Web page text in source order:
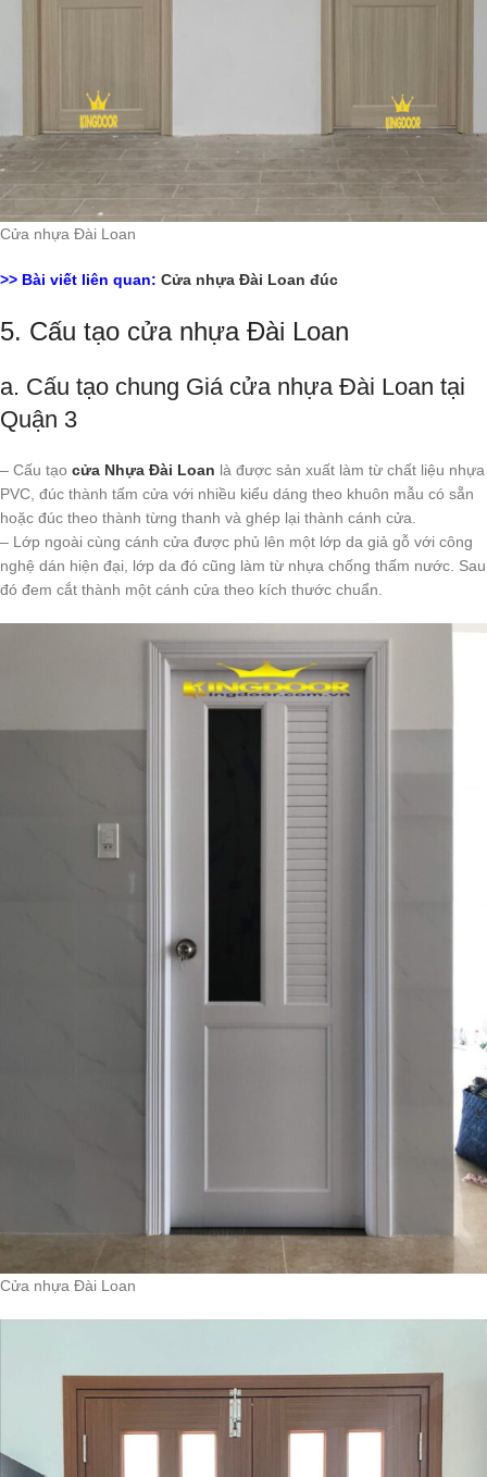
Cửa nhựa Đài Loan
>> Bài viết liên quan: Cửa nhựa Đài Loan đúc
5. Cấu tạo cửa nhựa Đài Loan
a. Cấu tạo chung Giá cửa nhựa Đài Loan tại
Quận 3
– Cấu tạo cửa Nhựa Đài Loan là được sản xuất làm từ chất liệu nhựa
PVC, đúc thành tấm cửa với nhiều kiểu dáng theo khuôn mẫu có sẵn
hoặc đúc theo thành từng thanh và ghép lại thành cánh cửa.
– Lớp ngoài cùng cánh cửa được phủ lên một lớp da giả gỗ với công
nghệ dán hiện đại, lớp da đó cũng làm từ nhựa chống thấm nước. Sau
đó đem cắt thành một cánh cửa theo kích thước chuẩn.
Cửa nhựa Đài Loan